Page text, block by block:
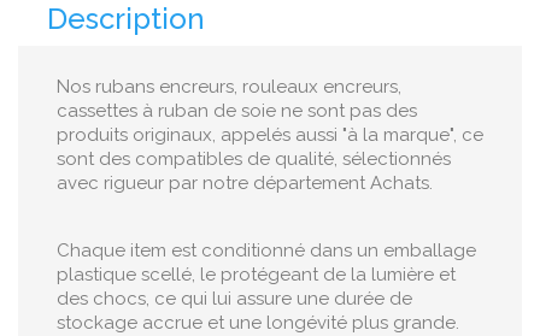
Description
Nos rubans encreurs, rouleaux encreurs,
cassettes à ruban de soie ne sont pas des
produits originaux, appelés aussi "à la marque", ce
sont des compatibles de qualité, sélectionnés
avec rigueur par notre département Achats.
Chaque item est conditionné dans un emballage
plastique scellé, le protégeant de la lumière et
des chocs, ce qui lui assure une durée de
stockage accrue et une longévité plus grande.